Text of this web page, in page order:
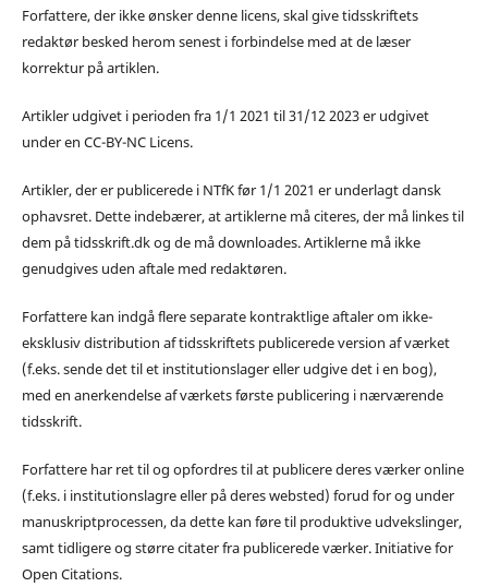
Forfattere, der ikke ønsker denne licens, skal give tidsskriftets
redaktør besked herom senest i forbindelse med at de læser
korrektur på artiklen.
Artikler udgivet i perioden fra 1/1 2021 til 31/12 2023 er udgivet
under en CC-BY-NC Licens.
Artikler, der er publicerede i NTfK før 1/1 2021 er underlagt dansk
ophavsret. Dette indebærer, at artiklerne må citeres, der må linkes til
dem på tidsskrift.dk og de må downloades. Artiklerne må ikke
genudgives uden aftale med redaktøren.
Forfattere kan indgå flere separate kontraktlige aftaler om ikke-
eksklusiv distribution af tidsskriftets publicerede version af værket
(f.eks. sende det til et institutionslager eller udgive det i en bog),
med en anerkendelse af værkets første publicering i nærværende
tidsskrift.
Forfattere har ret til og opfordres til at publicere deres værker online
(f.eks. i institutionslagre eller på deres websted) forud for og under
manuskriptprocessen, da dette kan føre til produktive udvekslinger,
samt tidligere og større citater fra publicerede værker. Initiative for
Open Citations.